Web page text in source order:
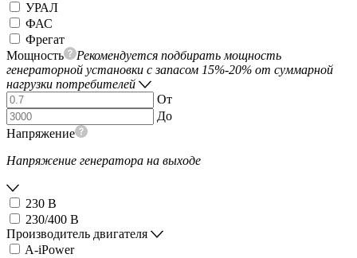
УРАЛ
ФАС
Фрегат
Мощность
Рекомендуется подбирать мощность
генераторной установки с запасом 15%-20% от суммарной
нагрузки потребителей
От
До
Напряжение
Напряжение генератора на выходе
230 В
230/400 В
Производитель двигателя
A-iPower